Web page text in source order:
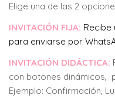
Elige una de las 2
INVITACIÓN FIJA: Recibe
para enviarse por
INVITACIÓN DIDÁCTICA:
con botones dinámicos,
Ejemplo: Confirmación,